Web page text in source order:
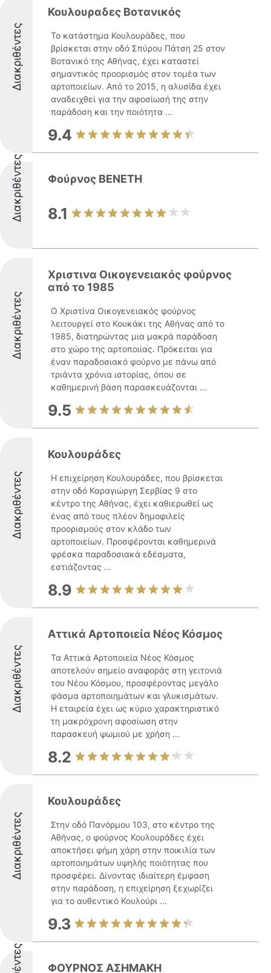
Διακριθέντες
Κουλουραδες Βοτανικός
Το κατάστημα Κουλουράδες, που
βρίσκεται στην οδό Σπύρου Πάτση 25 στον
Βοτανικό της Αθήνας, έχει καταστεί
σημαντικός προορισμός στον τομέα των
αρτοποιείων. Από το 2015, η αλυσίδα έχει
αναδειχθεί για την αφοσίωσή της στην
παράδοση και την ποιότητα ...
9.4
Διακριθέντες Φούρνος ΒΕΝΕΤΗ
8.1
Διακριθέντες
Χριστινα Οικογενειακός φούρνος
από το 1985
Ο Χριστίνα Οικογενειακός φούρνος
λειτουργεί στο Κουκάκι της Αθήνας από το
1985, διατηρώντας μια μακρά παράδοση
στο χώρο της αρτοποιίας. Πρόκειται για
έναν παραδοσιακό φούρνο με πάνω από
τριάντα χρόνια ιστορίας, όπου σε
καθημερινή βάση παρασκευάζονται ...
9.5
Διακριθέντες
Κουλουράδες
Η επιχείρηση Κουλουράδες, που βρίσκεται
στην οδό Καραγιώργη Σερβίας 9 στο
κέντρο της Αθήνας, έχει καθιερωθεί ως
ένας από τους πλέον δημοφιλείς
προορισμούς στον κλάδο των
αρτοποιείων. Προσφέρονται καθημερινά
φρέσκα παραδοσιακά εδέσματα,
εστιάζοντας ...
8.9
Διακριθέντες
Αττικά Αρτοποιεία Νέος Κόσμος
Τα Αττικά Αρτοποιεία Νέος Κόσμος
αποτελούν σημείο αναφοράς στη γειτονιά
του Νέου Κόσμου, προσφέροντας μεγάλο
φάσμα αρτοποιημάτων και γλυκισμάτων.
Η εταιρεία έχει ως κύριο χαρακτηριστικό
τη μακρόχρονη αφοσίωση στην
παρασκευή ψωμιού με χρήση ...
8.2
Διακριθέντες
Κουλουράδες
Στην οδό Πανόρμου 103, στο κέντρο της
Αθήνας, ο φούρνος Κουλουράδες έχει
αποκτήσει φήμη χάρη στην ποικιλία των
αρτοποιημάτων υψηλής ποιότητας που
προσφέρει. Δίνοντας ιδιαίτερη έμφαση
στην παράδοση, η επιχείρηση ξεχωρίζει
για το αυθεντικό Κουλούρι ...
9.3
ΦΟΥΡΝΟΣ ΑΣΗΜΑΚΗ